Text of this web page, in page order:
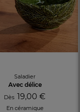
Saladier
Avec délice
Dès 19,00 €
En céramique